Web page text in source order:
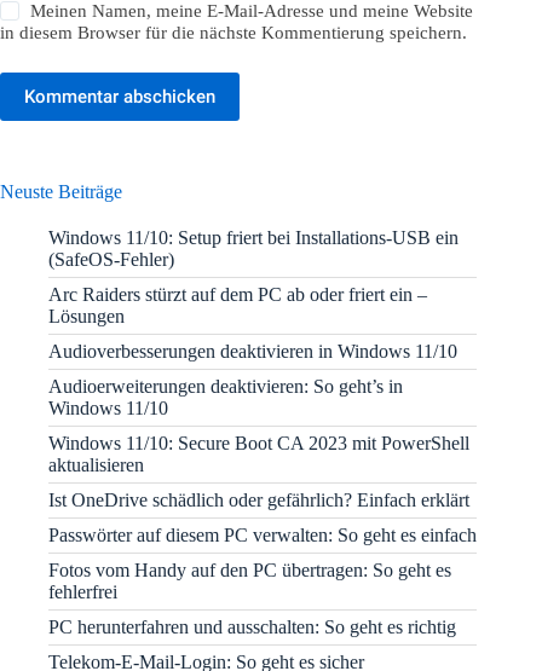
Meinen Namen, meine E-Mail-Adresse und meine Website
in diesem Browser für die nächste Kommentierung speichern.
Kommentar abschicken
Neuste Beiträge
Windows 11/10: Setup friert bei Installations-USB ein
(SafeOS-Fehler)
Arc Raiders stürzt auf dem PC ab oder friert ein –
Lösungen
Audioverbesserungen deaktivieren in Windows 11/10
Audioerweiterungen deaktivieren: So geht’s in
Windows 11/10
Windows 11/10: Secure Boot CA 2023 mit PowerShell
aktualisieren
Ist OneDrive schädlich oder gefährlich? Einfach erklärt
Passwörter auf diesem PC verwalten: So geht es einfach
Fotos vom Handy auf den PC übertragen: So geht es
fehlerfrei
PC herunterfahren und ausschalten: So geht es richtig
Telekom-E-Mail-Login: So geht es sicher